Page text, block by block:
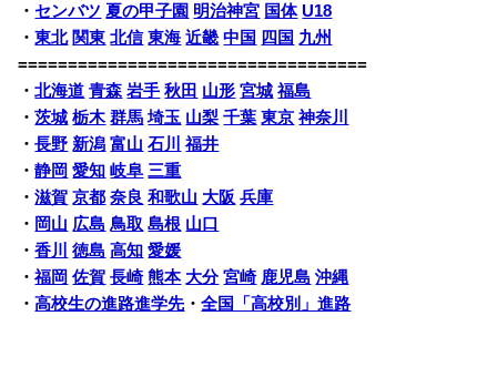
・ センバツ 夏の甲子園 明治神宮 国体 U18
・東北 関東 北信 東海 近畿 中国 四国 九州
===================================
・北海道 青森 岩手 秋田 山形 宮城 福島
・茨城 栃木 群馬 埼玉 山梨 千葉 東京 神奈川
・長野 新潟 富山 石川
福井
・静岡 愛知 岐阜 三重
・滋賀 京都 奈良 和歌山 大阪 兵庫
・ 岡山 広島 鳥取 島根 山口
・香川 徳島 高知 愛媛
・福岡 佐賀 長崎 熊本 大分 宮崎 鹿児島 沖縄
・高校生の進路進学先・全国「高校別」進路